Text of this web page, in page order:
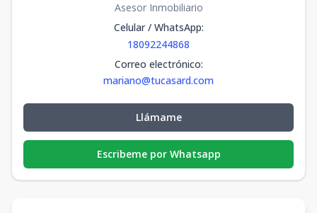
Asesor Inmobiliario
Celular / WhatsApp:
18092244868
Correo electrónico:
mariano@tucasard.com
Llámame
Escribeme por Whatsapp